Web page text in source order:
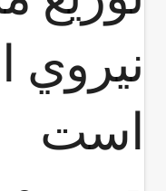
نيروي
است